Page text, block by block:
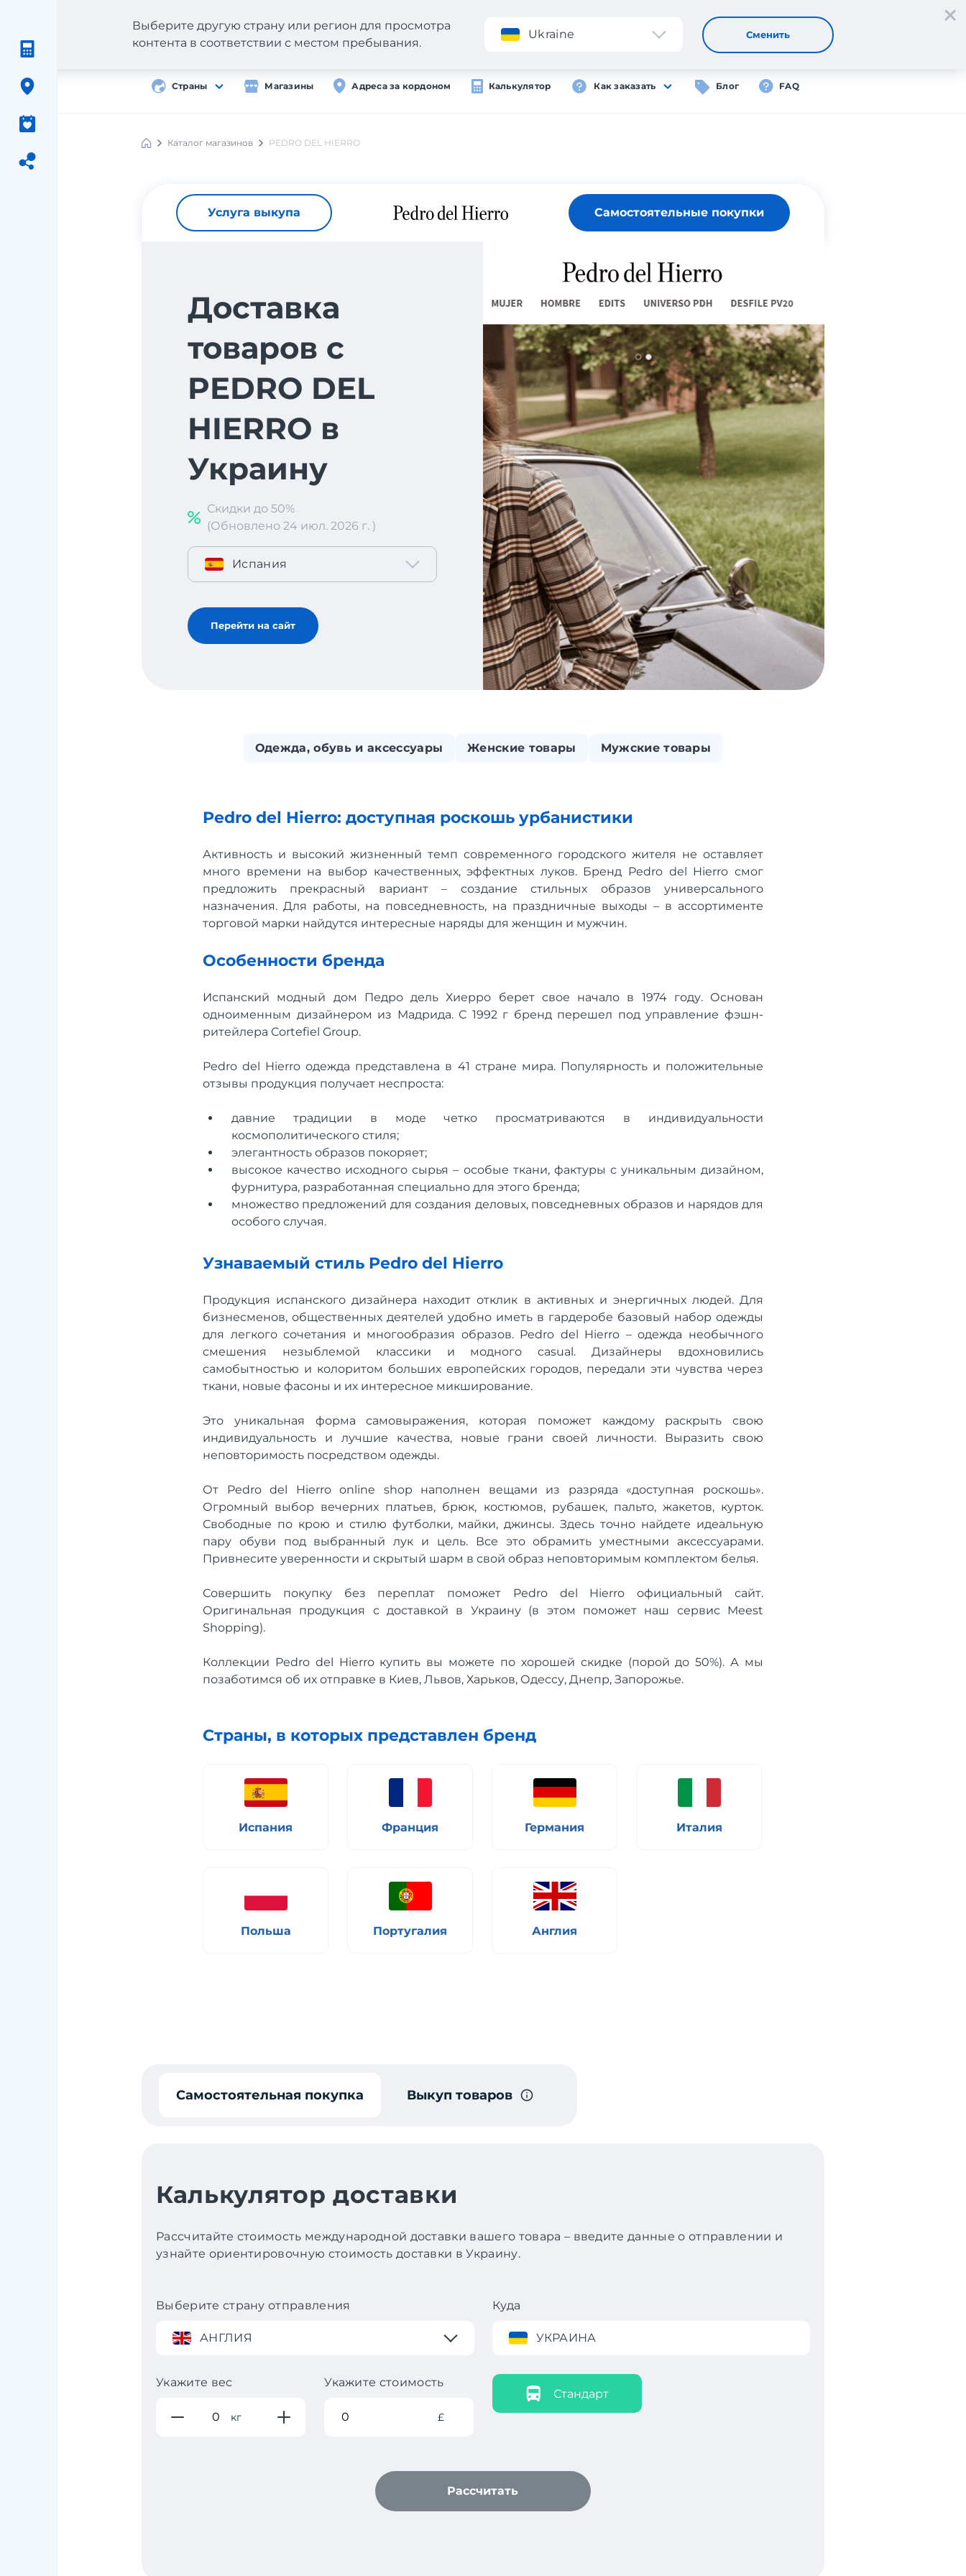
Приложение Регистрация Вход
Страны Магазины Адреса за кордоном Калькулятор Как заказать Блог FAQ
Выберите другую страну или регион для просмотра
контента в соответствии с местом пребывания.
Ukraine Сменить
Каталог магазинов PEDRO DEL HIERRO
Услуга выкупа Самостоятельные покупки
Доставка
товаров с
PEDRO DEL
HIERRO в
Украину
Скидки до 50%
(Обновлено 24 июл. 2026 г. )
Испания
Перейти на сайт
Одежда, обувь и аксессуары Женские товары Мужские товары
Pedro del Hierro: доступная роскошь урбанистики
Активность и высокий жизненный темп современного городского жителя не оставляет
много времени на выбор качественных, эффектных луков. Бренд Pedro del Hierro смог
предложить прекрасный вариант – создание стильных образов универсального
назначения. Для работы, на повседневность, на праздничные выходы – в ассортименте
торговой марки найдутся интересные наряды для женщин и мужчин.
Особенности бренда
Испанский модный дом Педро дель Хиерро берет свое начало в 1974 году. Основан
одноименным дизайнером из Мадрида. С 1992 г бренд перешел под управление фэшн-
ритейлера Cortefiel Group.
Pedro del Hierro одежда представлена в 41 стране мира. Популярность и положительные
отзывы продукция получает неспроста:
давние традиции в моде четко просматриваются в индивидуальности
космополитического стиля;
элегантность образов покоряет;
высокое качество исходного сырья – особые ткани, фактуры с уникальным дизайном,
фурнитура, разработанная специально для этого бренда;
множество предложений для создания деловых, повседневных образов и нарядов для
особого случая.
Узнаваемый стиль Pedro del Hierro
Продукция испанского дизайнера находит отклик в активных и энергичных людей. Для
бизнесменов, общественных деятелей удобно иметь в гардеробе базовый набор одежды
для легкого сочетания и многообразия образов. Pedro del Hierro – одежда необычного
смешения незыблемой классики и модного casual. Дизайнеры вдохновились
самобытностью и колоритом больших европейских городов, передали эти чувства через
ткани, новые фасоны и их интересное микширование.
Это уникальная форма самовыражения, которая поможет каждому раскрыть свою
индивидуальность и лучшие качества, новые грани своей личности. Выразить свою
неповторимость посредством одежды.
От Pedro del Hierro online shop наполнен вещами из разряда «доступная роскошь».
Огромный выбор вечерних платьев, брюк, костюмов, рубашек, пальто, жакетов, курток.
Свободные по крою и стилю футболки, майки, джинсы. Здесь точно найдете идеальную
пару обуви под выбранный лук и цель. Все это обрамить уместными аксессуарами.
Привнесите уверенности и скрытый шарм в свой образ неповторимым комплектом белья.
Совершить покупку без переплат поможет Pedro del Hierro официальный сайт.
Оригинальная продукция с доставкой в Украину (в этом поможет наш сервис Meest
Shopping).
Коллекции Pedro del Hierro купить вы можете по хорошей скидке (порой до 50%). А мы
позаботимся об их отправке в Киев, Львов, Харьков, Одессу, Днепр, Запорожье.
Страны, в которых представлен бренд
Испания Франция Германия Италия
Польша Португалия Англия
Самостоятельная покупка Выкуп товаров
Калькулятор доставки
Рассчитайте стоимость международной доставки вашего товара – введите данные о отправлении и
узнайте ориентировочную стоимость доставки в Украину.
Выберите страну отправления
АНГЛИЯ
Куда
УКРАИНА
Укажите вес
кг
Укажите стоимость
£
Стандарт
Рассчитать